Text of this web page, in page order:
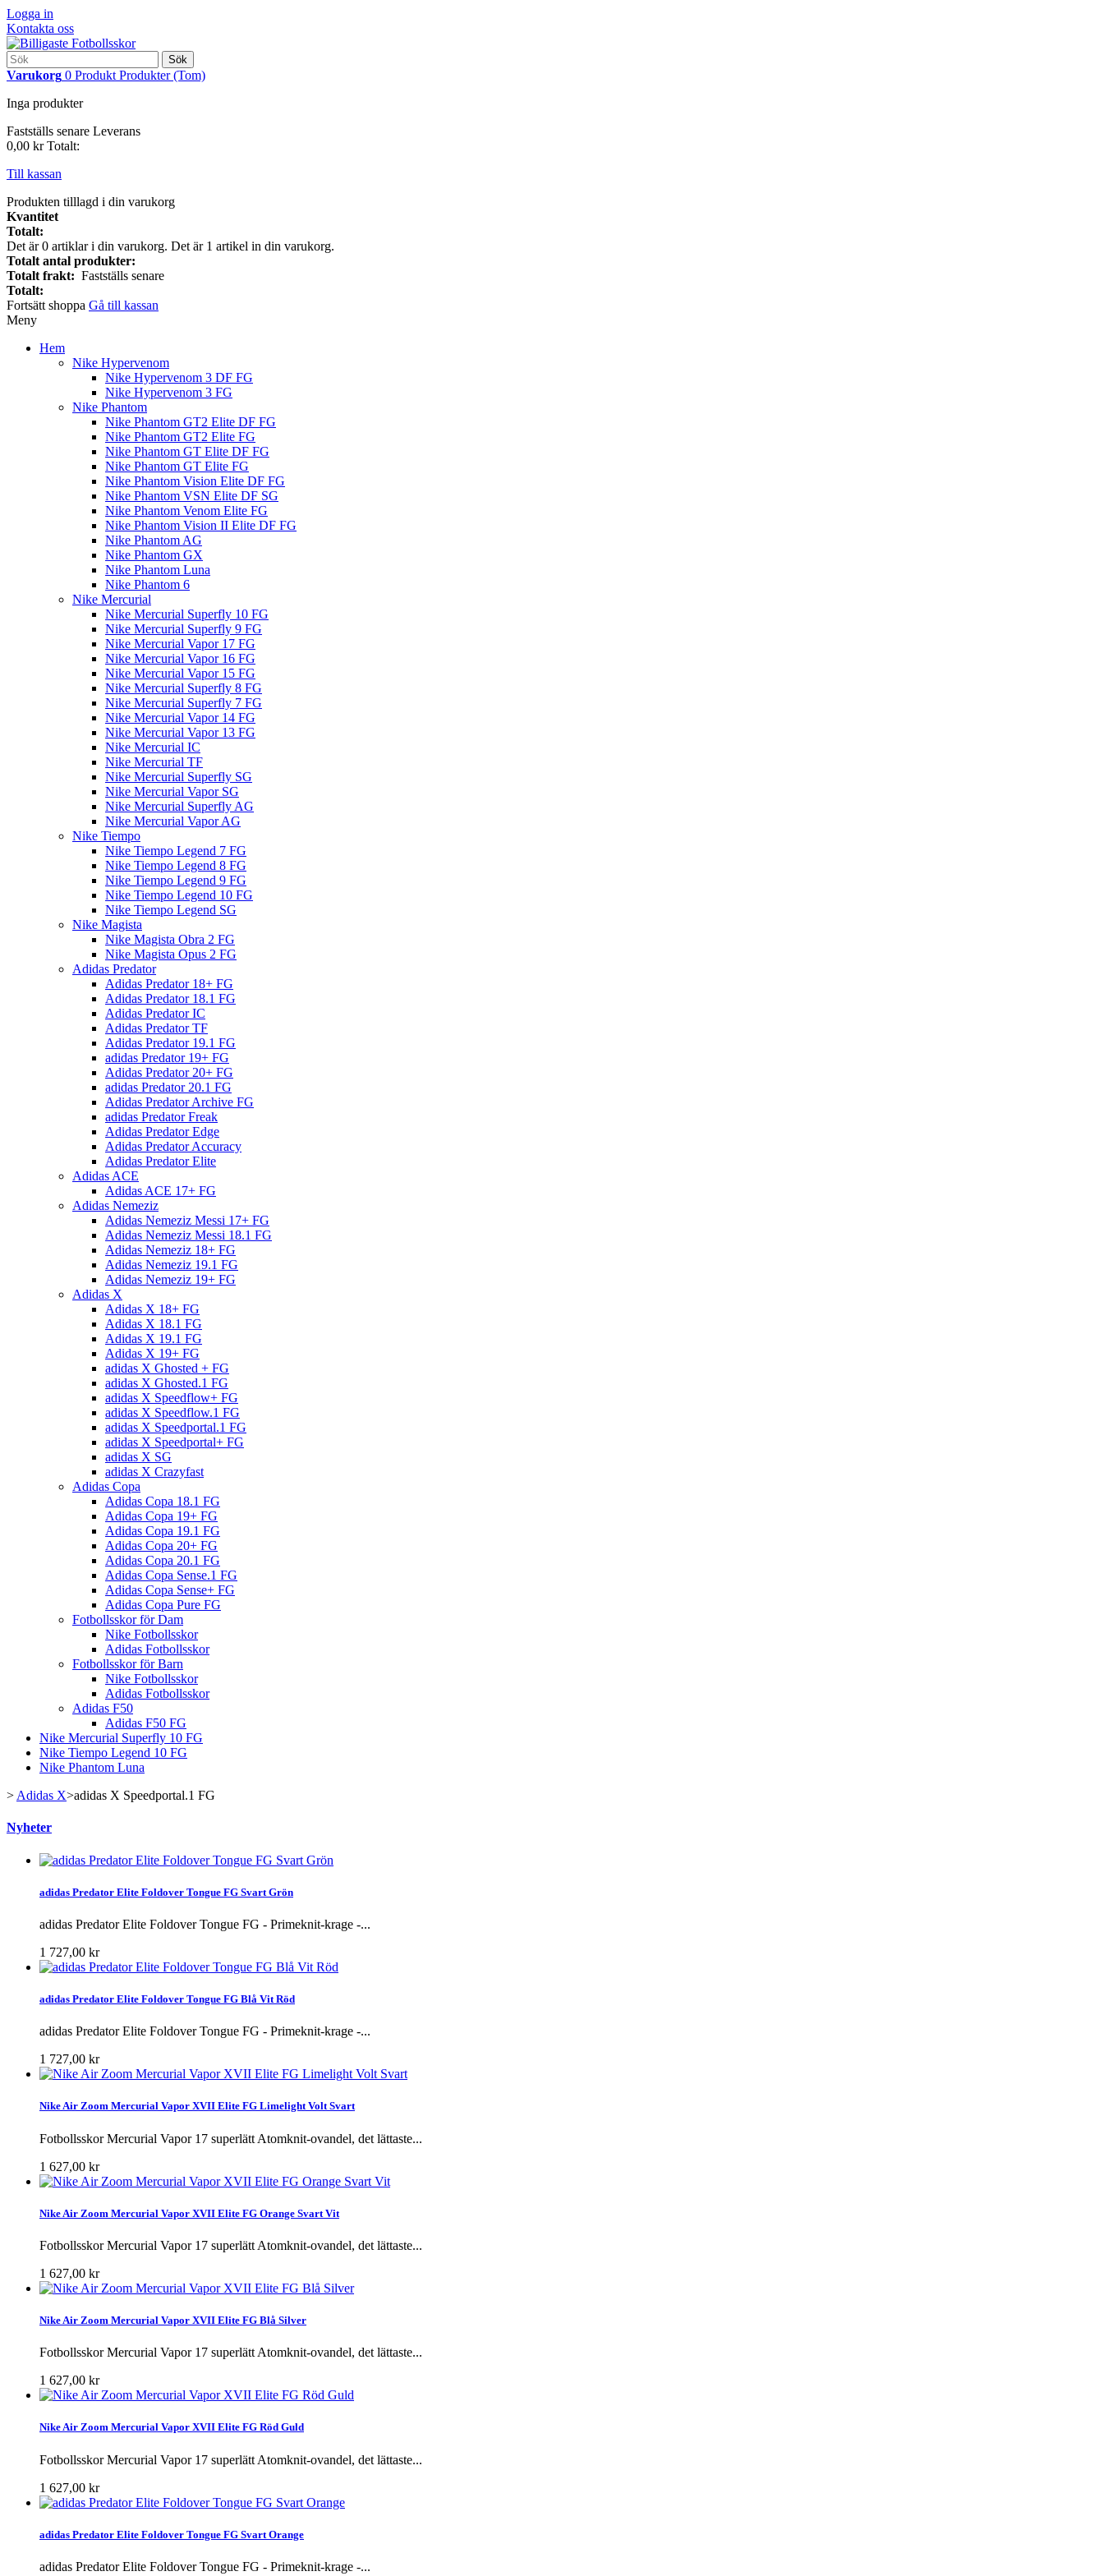
Logga in
Kontakta oss
Sök
Varukorg 0 Produkt Produkter (Tom)
Inga produkter
Fastställs senare Leverans
0,00 kr Totalt:
Till kassan
Produkten tilllagd i din varukorg
Kvantitet
Totalt:
Det är0 artiklar i din varukorg. Det är 1 artikel in din varukorg.
Totalt antal produkter:
Totalt frakt: Fastställs senare
Totalt:
Fortsätt shoppa Gå till kassan
Meny
Hem
Nike Hypervenom
Nike Hypervenom 3 DF FG
Nike Hypervenom 3 FG
Nike Phantom
Nike Phantom GT2 Elite DF FG
Nike Phantom GT2 Elite FG
Nike Phantom GT Elite DF FG
Nike Phantom GT Elite FG
Nike Phantom Vision Elite DF FG
Nike Phantom VSN Elite DF SG
Nike Phantom Venom Elite FG
Nike Phantom Vision II Elite DF FG
Nike Phantom AG
Nike Phantom GX
Nike Phantom Luna
Nike Phantom 6
Nike Mercurial
Nike Mercurial Superfly 10 FG
Nike Mercurial Superfly 9 FG
Nike Mercurial Vapor 17 FG
Nike Mercurial Vapor 16 FG
Nike Mercurial Vapor 15 FG
Nike Mercurial Superfly 8 FG
Nike Mercurial Superfly 7 FG
Nike Mercurial Vapor 14 FG
Nike Mercurial Vapor 13 FG
Nike Mercurial IC
Nike Mercurial TF
Nike Mercurial Superfly SG
Nike Mercurial Vapor SG
Nike Mercurial Superfly AG
Nike Mercurial Vapor AG
Nike Tiempo
Nike Tiempo Legend 7 FG
Nike Tiempo Legend 8 FG
Nike Tiempo Legend 9 FG
Nike Tiempo Legend 10 FG
Nike Tiempo Legend SG
Nike Magista
Nike Magista Obra 2 FG
Nike Magista Opus 2 FG
Adidas Predator
Adidas Predator 18+ FG
Adidas Predator 18.1 FG
Adidas Predator IC
Adidas Predator TF
Adidas Predator 19.1 FG
adidas Predator 19+ FG
Adidas Predator 20+ FG
adidas Predator 20.1 FG
Adidas Predator Archive FG
adidas Predator Freak
Adidas Predator Edge
Adidas Predator Accuracy
Adidas Predator Elite
Adidas ACE
Adidas ACE 17+ FG
Adidas Nemeziz
Adidas Nemeziz Messi 17+ FG
Adidas Nemeziz Messi 18.1 FG
Adidas Nemeziz 18+ FG
Adidas Nemeziz 19.1 FG
Adidas Nemeziz 19+ FG
Adidas X
Adidas X 18+ FG
Adidas X 18.1 FG
Adidas X 19.1 FG
Adidas X 19+ FG
adidas X Ghosted + FG
adidas X Ghosted.1 FG
adidas X Speedflow+ FG
adidas X Speedflow.1 FG
adidas X Speedportal.1 FG
adidas X Speedportal+ FG
adidas X SG
adidas X Crazyfast
Adidas Copa
Adidas Copa 18.1 FG
Adidas Copa 19+ FG
Adidas Copa 19.1 FG
Adidas Copa 20+ FG
Adidas Copa 20.1 FG
Adidas Copa Sense.1 FG
Adidas Copa Sense+ FG
Adidas Copa Pure FG
Fotbollsskor för Dam
Nike Fotbollsskor
Adidas Fotbollsskor
Fotbollsskor för Barn
Nike Fotbollsskor
Adidas Fotbollsskor
Adidas F50
Adidas F50 FG
Nike Mercurial Superfly 10 FG
Nike Tiempo Legend 10 FG
Nike Phantom Luna
> Adidas X>adidas X Speedportal.1 FG
Nyheter
adidas Predator Elite Foldover Tongue FG Svart Grön
adidas Predator Elite Foldover Tongue FG - Primeknit-krage -...
1 727,00 kr
adidas Predator Elite Foldover Tongue FG Blå Vit Röd
adidas Predator Elite Foldover Tongue FG - Primeknit-krage -...
1 727,00 kr
Nike Air Zoom Mercurial Vapor XVII Elite FG Limelight Volt Svart
Fotbollsskor Mercurial Vapor 17 superlätt Atomknit-ovandel, det lättaste...
1 627,00 kr
Nike Air Zoom Mercurial Vapor XVII Elite FG Orange Svart Vit
Fotbollsskor Mercurial Vapor 17 superlätt Atomknit-ovandel, det lättaste...
1 627,00 kr
Nike Air Zoom Mercurial Vapor XVII Elite FG Blå Silver
Fotbollsskor Mercurial Vapor 17 superlätt Atomknit-ovandel, det lättaste...
1 627,00 kr
Nike Air Zoom Mercurial Vapor XVII Elite FG Röd Guld
Fotbollsskor Mercurial Vapor 17 superlätt Atomknit-ovandel, det lättaste...
1 627,00 kr
adidas Predator Elite Foldover Tongue FG Svart Orange
adidas Predator Elite Foldover Tongue FG - Primeknit-krage -...